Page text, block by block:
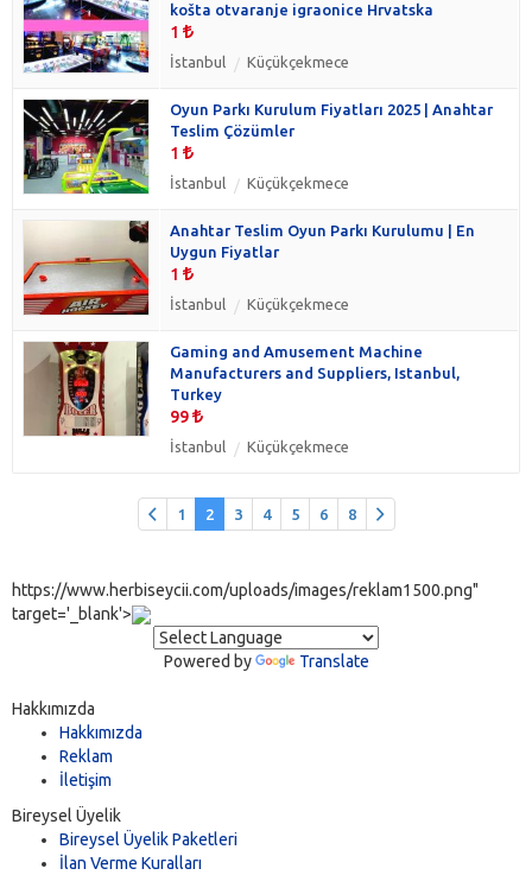
košta otvaranje igraonice Hrvatska
1
İstanbul Küçükçekmece
Oyun Parkı Kurulum Fiyatları 2025 | Anahtar
Teslim Çözümler
1
İstanbul Küçükçekmece
Anahtar Teslim Oyun Parkı Kurulumu | En
Uygun Fiyatlar
1
İstanbul Küçükçekmece
Gaming and Amusement Machine
Manufacturers and Suppliers, Istanbul,
Turkey
99
İstanbul Küçükçekmece
1 2 3 4 5 6 8
https://www.herbiseycii.com/uploads/images/reklam1500.png"
target='_blank'>
Powered by Translate
Hakkımızda
Hakkımızda
Reklam
İletişim
Bireysel Üyelik
Bireysel Üyelik Paketleri
İlan Verme Kuralları